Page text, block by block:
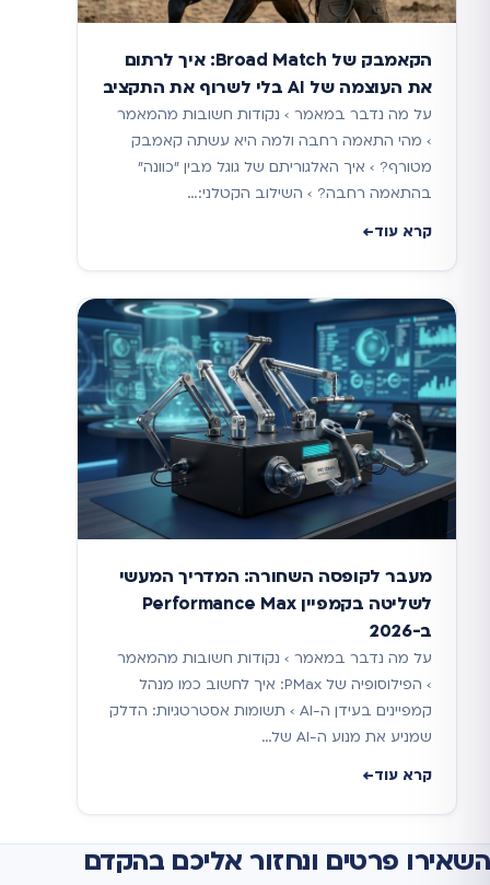
הקאמבק של Broad Match: איך לרתום
את העוצמה של AI בלי לשרוף את התקציב
על מה נדבר במאמר › נקודות חשובות מהמאמר
› מהי התאמה רחבה ולמה היא עשתה קאמבק
מטורף? › איך האלגוריתם של גוגל מבין "כוונה"
בהתאמה רחבה? › השילוב הקטלני:…
קרא עוד
מעבר לקופסה השחורה: המדריך המעשי
לשליטה בקמפיין Performance Max
ב-2026
על מה נדבר במאמר › נקודות חשובות מהמאמר
› הפילוסופיה של PMax: איך לחשוב כמו מנהל
קמפיינים בעידן ה-AI › תשומות אסטרטגיות: הדלק
שמניע את מנוע ה-AI של…
קרא עוד
השאירו פרטים ונחזור אליכם בהקדם